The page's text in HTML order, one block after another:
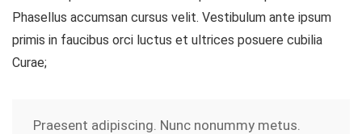
Phasellus accumsan cursus velit. Vestibulum ante ipsum
primis in faucibus orci luctus et ultrices posuere cubilia
Curae;
Praesent adipiscing. Nunc nonummy metus.